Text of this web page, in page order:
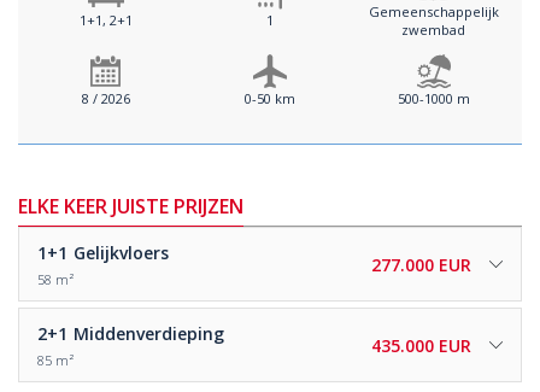
1+1, 2+1 1
Gemeenschappelijk
zwembad
8 / 2026 0-50 km 500-1000 m
ELKE KEER JUISTE PRIJZEN
1+1 Gelijkvloers
58 m²
277.000 EUR
2+1 Middenverdieping
85 m²
435.000 EUR